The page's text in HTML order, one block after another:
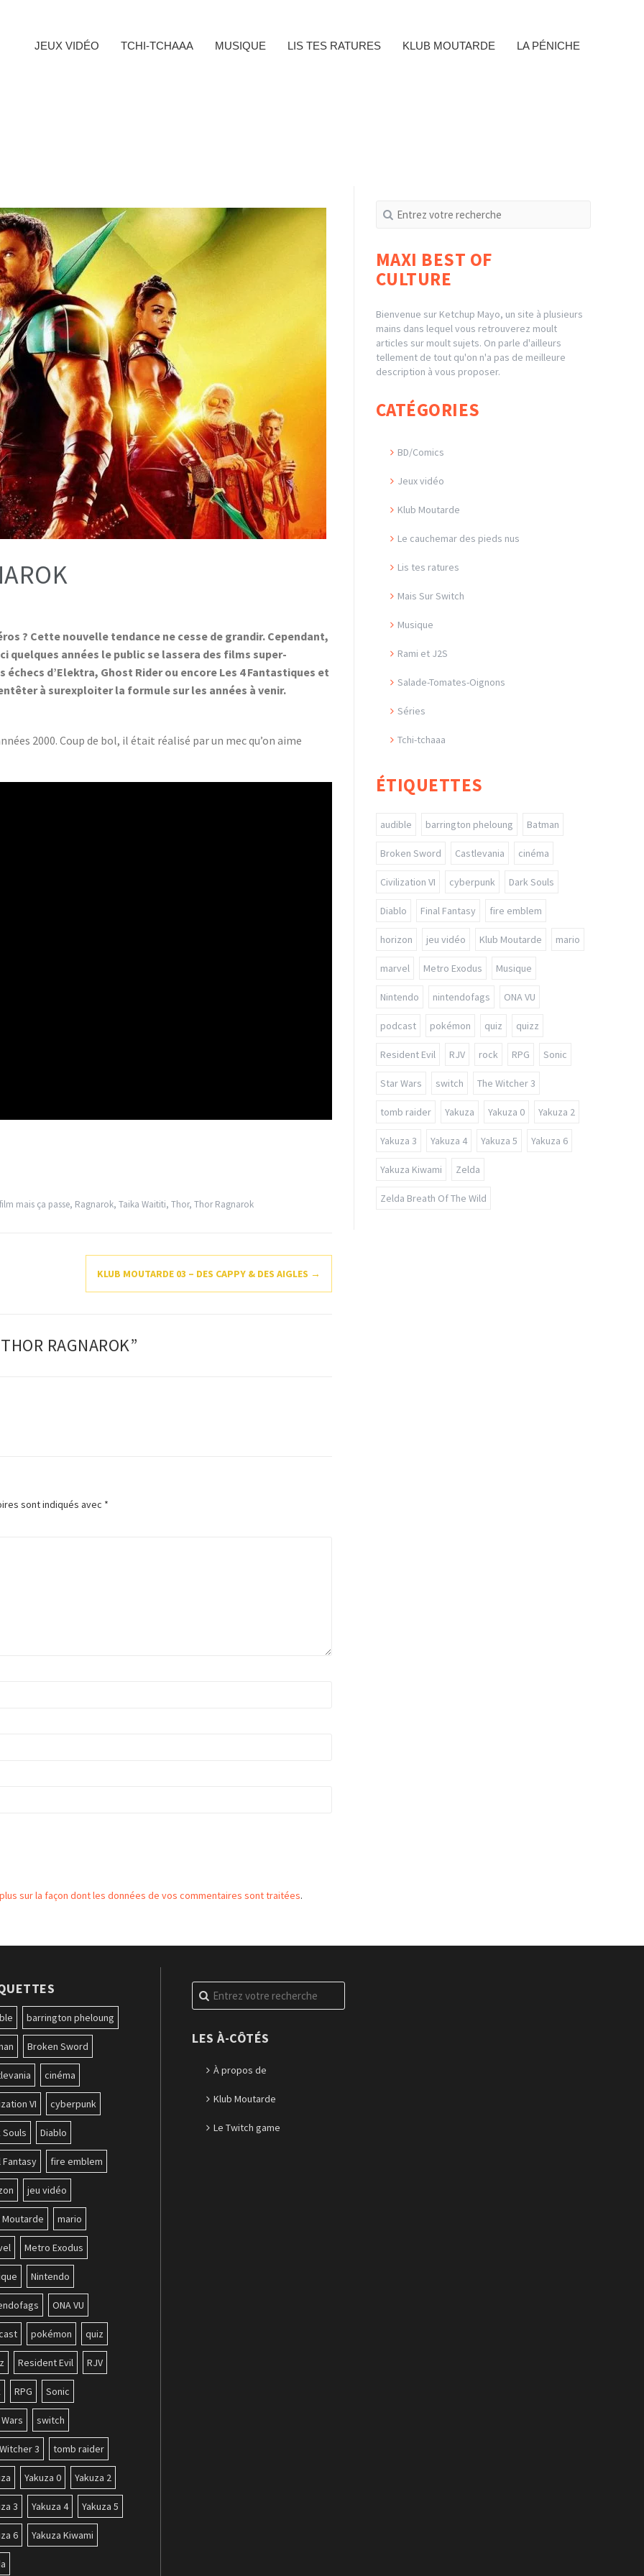
LA PÉNICHE
KLUB MOUTARDE
LIS TES RATURES
MUSIQUE
TCHI-TCHAAA
JEUX VIDÉO
? Cette nouvelle tendance ne cesse de grandir. Cependant,
quelques années le public se lassera des films super-
d’Elektra, Ghost Rider ou encore Les 4 Fantastiques et
à surexploiter la formule sur les années à venir.
2000. Coup de bol, il était réalisé par un mec qu’on aime
mais ça passe, Ragnarok, Taika Waititi, Thor, Thor Ragnarok
KLUB MOUTARDE 03 – DES CAPPY & DES AIGLES →
RAGNAROK”
sont indiqués avec *
sur la façon dont les données de vos commentaires sont traitées.
pour
MAXI BEST OF
CULTURE
Bienvenue sur Ketchup Mayo, un site à plusieurs
mains dans lequel vous retrouverez moult
articles sur moult sujets. On parle d'ailleurs
tellement de tout qu'on n'a pas de meilleure
description à vous proposer.
CATÉGORIES
BD/Comics
Jeux vidéo
Klub Moutarde
Le cauchemar des pieds nus
Lis tes ratures
Mais Sur Switch
Musique
Rami et J2S
Salade-Tomates-Oignons
Séries
Tchi-tchaaa
ÉTIQUETTES
audible barrington pheloung Batman
Broken Sword Castlevania cinéma
Civilization VI cyberpunk Dark Souls
Diablo Final Fantasy fire emblem
horizon jeu vidéo Klub Moutarde mario
marvel Metro Exodus Musique
Nintendo nintendofags ONA VU
podcast pokémon quiz quizz
Resident Evil RJV rock RPG Sonic
Star Wars switch The Witcher 3
tomb raider Yakuza Yakuza 0 Yakuza 2
Yakuza 3 Yakuza 4 Yakuza 5 Yakuza 6
Yakuza Kiwami Zelda
Zelda Breath Of The Wild
barrington pheloung
Broken Sword
cinéma
VI cyberpunk
Souls Diablo
Fantasy fire emblem
jeu vidéo
Moutarde mario
Metro Exodus
Nintendo
ONA VU
pokémon quiz
Resident Evil RJV
RPG Sonic
switch
3 tomb raider
Yakuza 0 Yakuza 2
3 Yakuza 4 Yakuza 5
6 Yakuza Kiwami
Recherche
pour
LES À-CÔTÉS
À propos de
Klub Moutarde
Le Twitch game